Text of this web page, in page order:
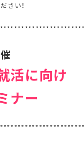
さい！
活に向け
ナー